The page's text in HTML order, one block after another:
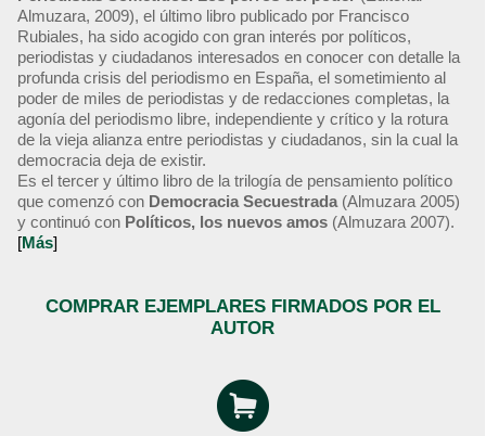
Almuzara, 2009), el último libro publicado por Francisco
Rubiales, ha sido acogido con gran interés por políticos,
periodistas y ciudadanos interesados en conocer con detalle la
profunda crisis del periodismo en España, el sometimiento al
poder de miles de periodistas y de redacciones completas, la
agonía del periodismo libre, independiente y crítico y la rotura
de la vieja alianza entre periodistas y ciudadanos, sin la cual la
democracia deja de existir.
Es el tercer y último libro de la trilogía de pensamiento político
que comenzó con Democracia Secuestrada (Almuzara 2005)
y continuó con Políticos, los nuevos amos (Almuzara 2007).
[Más]
COMPRAR EJEMPLARES FIRMADOS POR EL
AUTOR